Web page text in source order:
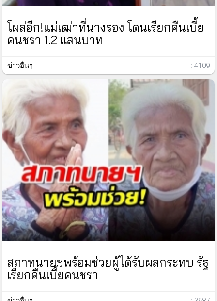
โผล่อีก!แม่เฒ่าที่นางรอง โดนเรียกคืนเบี้ย
คนชรา 1.2 แสนบาท
ข่าวอื่นๆ : 4109
สภาทนายฯพร้อมช่วยผู้ได้รับผลกระทบ รัฐ
เรียกคืนเบี้ยคนชรา